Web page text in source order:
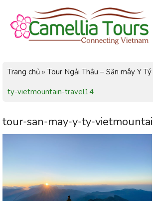
Trang chủ » Tour Ngải Thầu – Săn mây Y Tý
ty-vietmountain-travel14
tour-san-may-y-ty-